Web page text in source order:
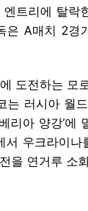
트리에 탈락
은 A매치 2경
도전하는 모
러시아 월드
리아 양강’에
우크라이나
을 연거루 소